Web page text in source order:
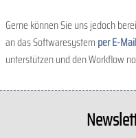
Gerne können Sie uns jedoch
an das Softwaresystem per E-
unterstützen und den Workflow